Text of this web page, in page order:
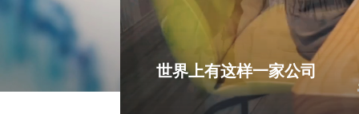
世界上有这样一家公司